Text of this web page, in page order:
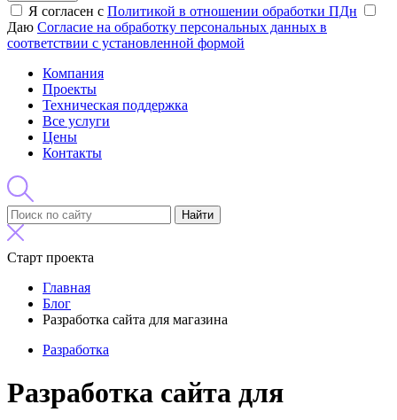
Я согласен с Политикой в отношении обработки ПДн
Даю Согласие на обработку персональных данных в
соответствии с установленной формой
Компания
Проекты
Техническая поддержка
Все услуги
Цены
Контакты
Найти
Старт проекта
Главная
Блог
Разработка сайта для магазина
Разработка
Разработка сайта для